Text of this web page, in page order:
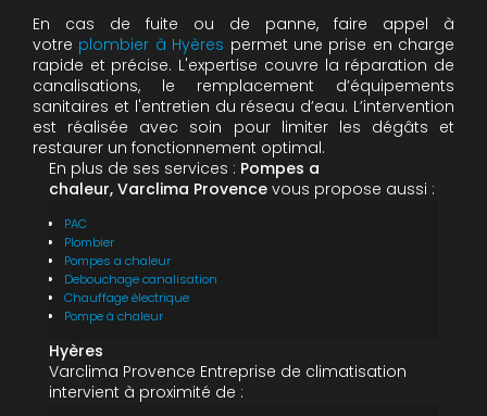
En cas de fuite ou de panne, faire appel à
votre plombier à Hyères permet une prise en charge
rapide et précise. L'expertise couvre la réparation de
canalisations, le remplacement d’équipements
sanitaires et l'entretien du réseau d’eau. L’intervention
est réalisée avec soin pour limiter les dégâts et
restaurer un fonctionnement optimal.
En plus de ses services : Pompes a
chaleur, Varclima Provence vous propose aussi :
PAC
Plombier
Pompes a chaleur
Debouchage canalisation
Chauffage électrique
Pompe à chaleur
Hyères
Varclima Provence Entreprise de climatisation
intervient à proximité de :